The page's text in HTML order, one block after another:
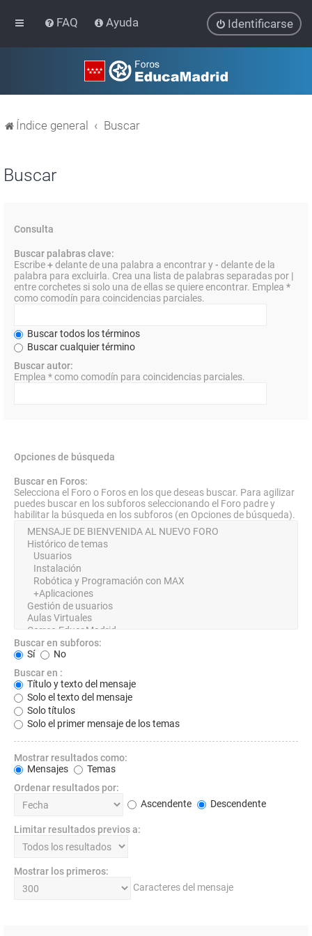
FAQ Ayuda Identificarse
Índice general Buscar
Buscar
Consulta
Buscar palabras clave:
Escribe+delante de una palabra a encontrar y- delante de la
palabra para excluirla. Crea una lista de palabras separadas por |
entre corchetes si solo una de ellas se quiere encontrar. Emplea *
como comodín para coincidencias parciales.
Buscar todos los términos
Buscar cualquier término
Buscar autor:
Emplea * como comodín para coincidencias parciales.
Opciones de búsqueda
Buscar en Foros:
Selecciona el Foro o Foros en los que deseas buscar. Para agilizar
puedes buscar en los subforos seleccionando el Foro padre y
habilitar la búsqueda en los subforos (en Opciones de búsqueda).
Buscar en subforos:
Sí
No
Buscar en :
Título y texto del mensaje
Solo el texto del mensaje
Solo títulos
Solo el primer mensaje de los temas
Mostrar resultados como:
Mensajes
Temas
Ordenar resultados por:
Ascendente
Descendente
Limitar resultados previos a:
Mostrar los primeros:
Caracteres del mensaje